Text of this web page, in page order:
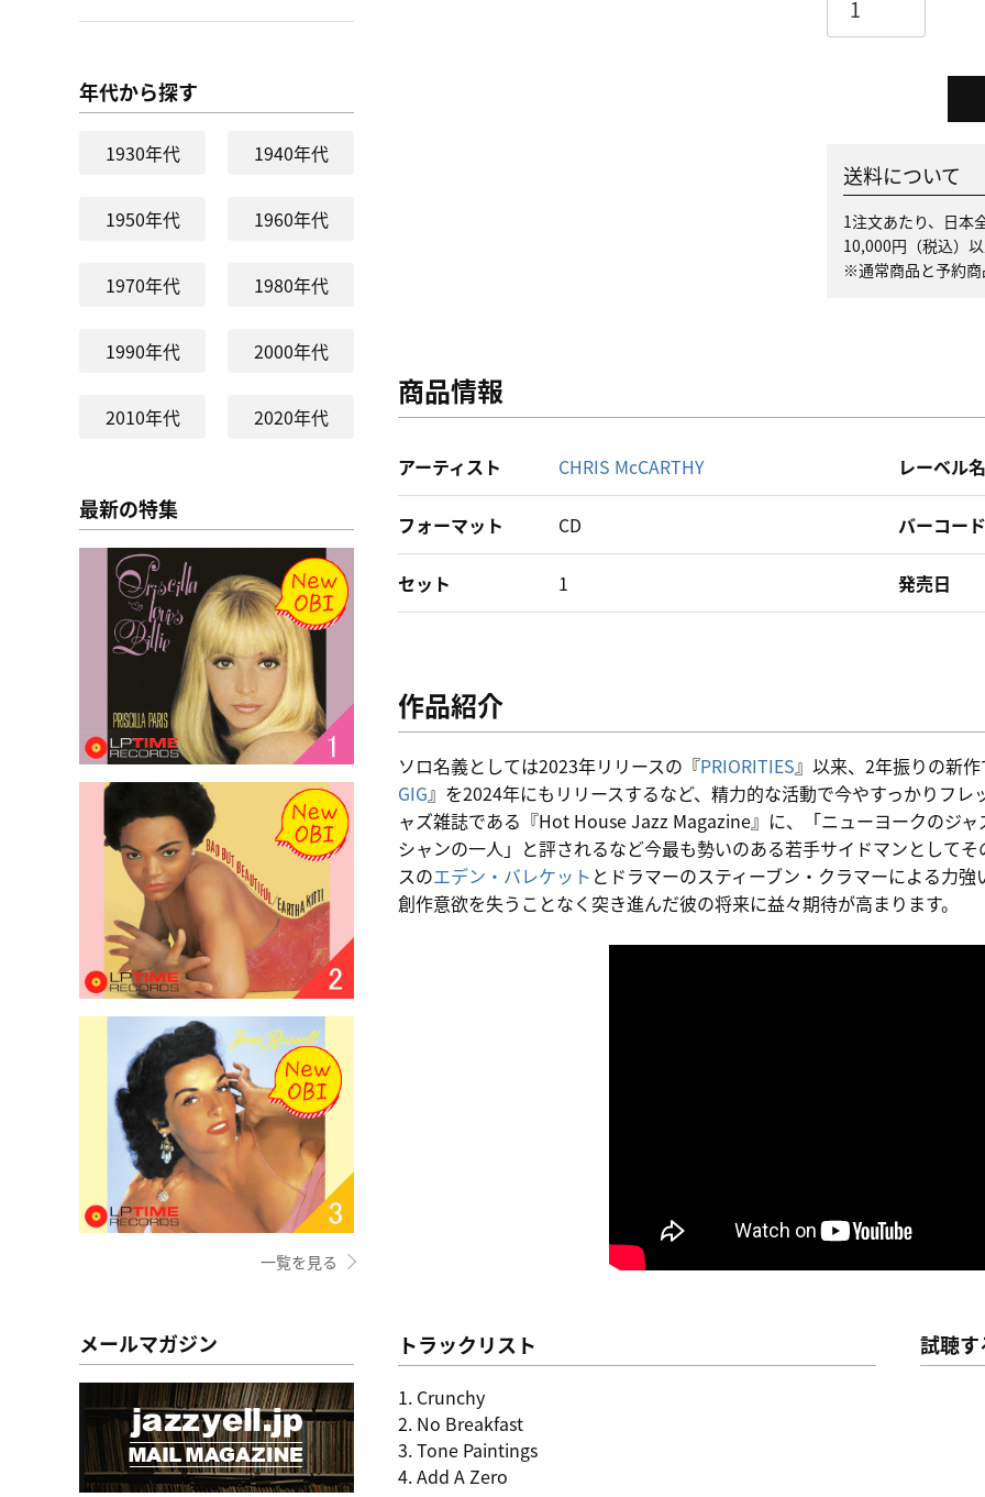
年代から探す
1930年代 1940年代
1950年代 1960年代
1970年代 1980年代
1990年代 2000年代
2010年代 2020年代
最新の特集
一覧を見る
メールマガジン
送料について
1注文あたり、日本
10,000円（税込）
※通常商品と予約
商品情報
アーティスト CHRIS McCARTHY レーベル名
フォーマット CD バーコード
セット 1 発売日
作品紹介
ソロ名義としては2023年リリースの『PRIORITIES』以来、2年振りの新
GIG』を2024年にもリリースするなど、精力的な活動で今やすっかりフ
ャズ雑誌である『Hot House Jazz Magazine』に、「ニューヨークのジ
シャンの一人」と評されるなど今最も勢いのある若手サイドマンとして
スのエデン・バレケット とドラマーのスティーブン・クラマーによる力
創作意欲を失うことなく突き進んだ彼の将来に益々期待が高まります。
トラックリスト
1. Crunchy
2. No Breakfast
3. Tone Paintings
4. Add A Zero
試聴す